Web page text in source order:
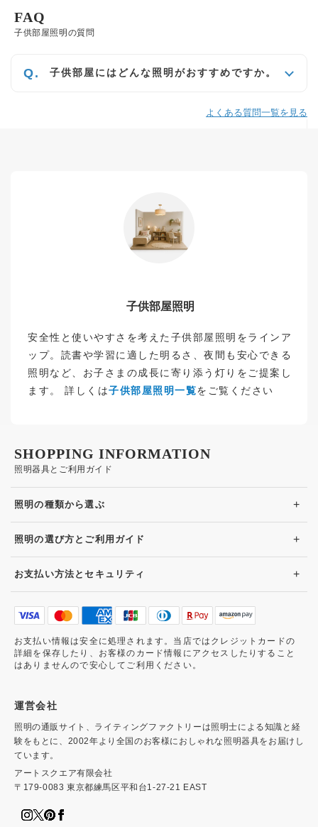
子供部屋照明の質問
FAQ
子供部屋にはどんな照明がおすすめですか。
よくある質問一覧を見る
子供部屋照明
安全性と使いやすさを考えた子供部屋照明をラインア
ップ。読書や学習に適した明るさ、夜間も安心できる
照明など、お子さまの成長に寄り添う灯りをご提案し
ます。 詳しくは子供部屋照明一覧をご覧ください
照明器具とご利用ガイド
SHOPPING INFORMATION
照明の種類から選ぶ +
照明の選び方とご利用ガイド +
お支払い方法とセキュリティ +
お支払い情報は安全に処理されます。当店ではクレジットカードの
詳細を保存したり、お客様のカード情報にアクセスしたりすること
はありませんので安心してご利用ください。
運営会社
照明の通販サイト、ライティングファクトリーは照明士による知識と経
験をもとに、2002年より全国のお客様におしゃれな照明器具をお届けし
ています。
アートスクエア有限会社
〒179-0083 東京都練馬区平和台1-27-21 EAST